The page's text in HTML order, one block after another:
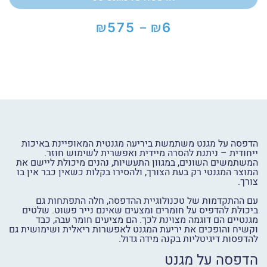
₪6
–
₪575
טווח
הדפסה על מגנט משתמשת ביריעה מגנטית המאופיינת באיכות
ייחודית – ניתנת להסרה מיידית ואפשרית לשימוש חוזר.
המשתמשים השונים, במגוון התעשיות, נהנים מיכולת ליישם את
המוצר המגנטי רק בעת הצורך, ולהסירו בקלות כשאין כבר אין בו
צורך.
עם ההתקדמות של טכנולוגיית ההדפסה, חלה התפתחות גם
ביכולת להדפיס על חומרים ומצעים שאינם נייר פשוט. שלטים
מגנטיים הם דוגמה מצוינת לכך. הם מציעים חומר עבה, כבד
וקשיח והופכים את יריעת המגנט לאפשרות ריאלית ושימושית גם
להדפסות דיגיטליות בקנה מידה גדול.
הדפסה על מגנט